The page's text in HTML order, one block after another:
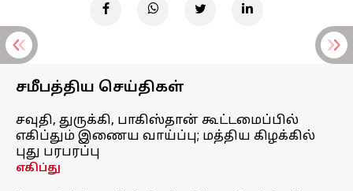
சமீபத்திய செய்திகள்
சவுதி, துருக்கி, பாகிஸ்தான் கூட்டமைப்பில்
எகிப்தும் இணைய வாய்ப்பு; மத்திய கிழக்கில்
புது பரபரப்பு
எகிப்து